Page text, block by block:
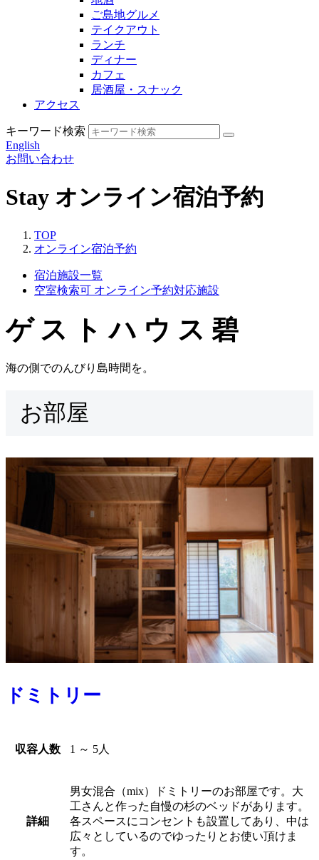
ご島地グルメ
テイクアウト
ランチ
ディナー
カフェ
居酒屋・スナック
アクセス
キーワード検索
English
お問い合わせ
Stay オンライン宿泊予約
TOP
オンライン宿泊予約
宿泊施設一覧
空室検索可 オンライン予約対応施設
ゲストハウス碧
海の側でのんびり島時間を。
お部屋
ドミトリー
収容人数 1 ～ 5人
詳細
男女混合（mix）ドミトリーのお部屋です。大
工さんと作った自慢の杉のベッドがあります。
各スペースにコンセントも設置してあり、中は
広々としているのでゆったりとお使い頂けま
す。